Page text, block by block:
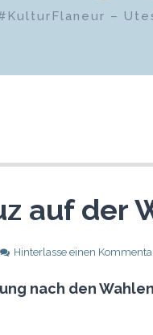
–
auf der
Hinterlasse einen
nach den